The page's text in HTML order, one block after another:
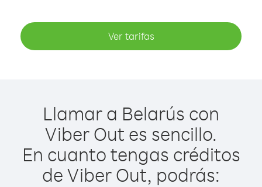
Ver tarifas
Llamar a Belarús con
Viber Out es sencillo.
En cuanto tengas créditos
de Viber Out, podrás: